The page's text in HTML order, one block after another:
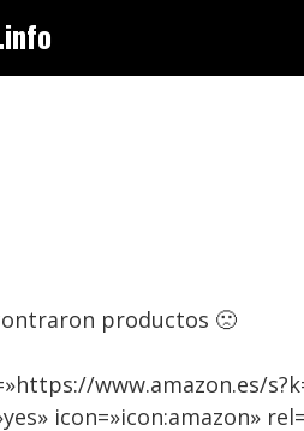
productos 🙁
www.amazon.es/
icon=»icon:amazon»